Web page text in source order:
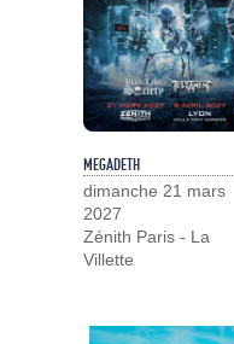
MEGADETH
dimanche 21 mars
2027
Zénith Paris - La
Villette